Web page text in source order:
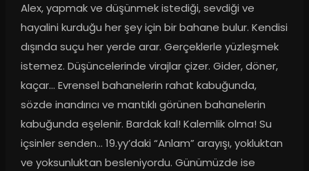
Alex, yapmak ve düşünmek istediği, sevdiği ve
hayalini kurduğu her şey için bir bahane bulur. Kendisi
dışında suçu her yerde arar. Gerçeklerle yüzleşmek
istemez. Düşüncelerinde virajlar çizer. Gider, döner,
kaçar… Evrensel bahanelerin rahat kabuğunda,
sözde inandırıcı ve mantıklı görünen bahanelerin
kabuğunda eşelenir. Bardak kal! Kalemlik olma! Su
içsinler senden… 19.yy’daki “Anlam” arayışı, yokluktan
ve yoksunluktan besleniyordu. Günümüzde ise